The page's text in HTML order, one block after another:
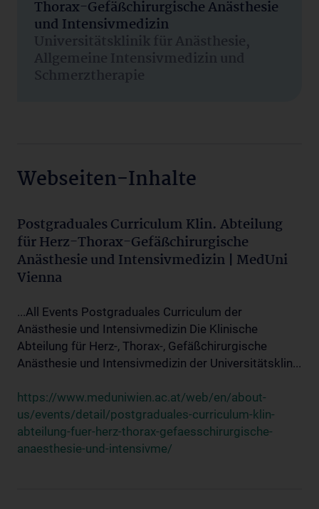
Thorax-Gefäßchirurgische Anästhesie
und Intensivmedizin
Universitätsklinik für Anästhesie,
Allgemeine Intensivmedizin und
Schmerztherapie
Webseiten-Inhalte
Postgraduales Curriculum Klin. Abteilung
für Herz-Thorax-Gefäßchirurgische
Anästhesie und Intensivmedizin | MedUni
Vienna
...All Events Postgraduales Curriculum der
Anästhesie und Intensivmedizin Die Klinische
Abteilung für Herz-, Thorax-, Gefäßchirurgische
Anästhesie und Intensivmedizin der Universitätsklin...
https://www.meduniwien.ac.at/web/en/about-
us/events/detail/postgraduales-curriculum-klin-
abteilung-fuer-herz-thorax-gefaesschirurgische-
anaesthesie-und-intensivme/